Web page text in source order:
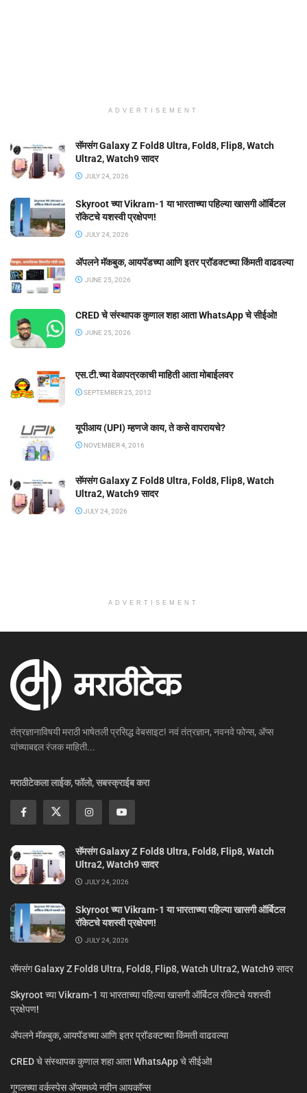
ADVERTISEMENT
सॅमसंग Galaxy Z Fold8 Ultra, Fold8, Flip8, Watch
Ultra2, Watch9 सादर
JULY 24, 2026
Skyroot च्या Vikram-1 या भारताच्या पहिल्या खासगी ऑर्बिटल
रॉकेटचे यशस्वी प्रक्षेपण!
JULY 24, 2026
ॲपलने मॅकबुक, आयपॅडच्या आणि इतर प्रॉडक्टच्या किंमती वाढवल्या
JUNE 25, 2026
CRED चे संस्थापक कुणाल शहा आता WhatsApp चे सीईओ!
JUNE 25, 2026
एस.टी.च्या वेळापत्रकाची माहिती आता मोबाईलवर
SEPTEMBER 25, 2012
यूपीआय (UPI) म्हणजे काय, ते कसे वापरायचे?
NOVEMBER 4, 2016
सॅमसंग Galaxy Z Fold8 Ultra, Fold8, Flip8, Watch
Ultra2, Watch9 सादर
JULY 24, 2026
ADVERTISEMENT
तंत्रज्ञानाविषयी मराठी भाषेतली प्रसिद्ध वेबसाइट! नवं तंत्रज्ञान, नवनवे फोन्स, ॲप्स
यांच्याबद्दल रंजक माहिती...
मराठीटेकला लाईक, फॉलो, सबस्क्राईब करा
सॅमसंग Galaxy Z Fold8 Ultra, Fold8, Flip8, Watch
Ultra2, Watch9 सादर
JULY 24, 2026
Skyroot च्या Vikram-1 या भारताच्या पहिल्या खासगी ऑर्बिटल
रॉकेटचे यशस्वी प्रक्षेपण!
JULY 24, 2026
सॅमसंग Galaxy Z Fold8 Ultra, Fold8, Flip8, Watch Ultra2, Watch9 सादर
Skyroot च्या Vikram-1 या भारताच्या पहिल्या खासगी ऑर्बिटल रॉकेटचे यशस्वी
प्रक्षेपण!
ॲपलने मॅकबुक, आयपॅडच्या आणि इतर प्रॉडक्टच्या किंमती वाढवल्या
CRED चे संस्थापक कुणाल शहा आता WhatsApp चे सीईओ!
गूगलच्या वर्कस्पेस अ‍ॅप्समध्ये नवीन आयकॉन्स